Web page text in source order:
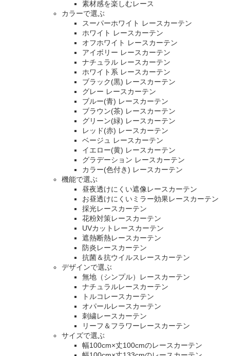
素材感を楽しむレース
カラーで選ぶ
スーパーホワイト レースカーテン
ホワイト レースカーテン
オフホワイト レースカーテン
アイボリー レースカーテン
ナチュラル レースカーテン
ホワイト系 レースカーテン
ブラック(黒) レースカーテン
グレー レースカーテン
ブルー(青) レースカーテン
ブラウン(茶) レースカーテン
グリーン(緑) レースカーテン
レッド(赤) レースカーテン
ベージュ レースカーテン
イエロー(黄) レースカーテン
グラデーション レースカーテン
カラー(色付き) レースカーテン
機能で選ぶ
昼夜透けにくい遮像レースカーテン
お昼透けにくいミラー効果レースカーテン
採光レースカーテン
花粉対策レースカーテン
UVカットレースカーテン
遮熱断熱レースカーテン
防炎レースカーテン
抗菌＆抗ウイルスレースカーテン
デザインで選ぶ
無地（シンプル）レースカーテン
ナチュラルレースカーテン
トルコレースカーテン
オパールレースカーテン
刺繍レースカーテン
リーフ＆フラワーレースカーテン
サイズで選ぶ
幅100cm×丈100cmのレースカーテン